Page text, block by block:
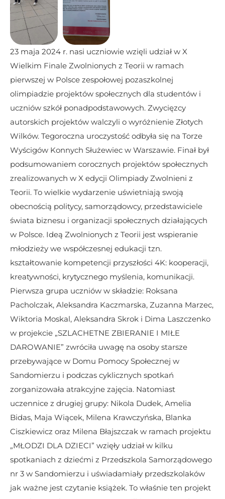
​23 maja 2024 r. nasi uczniowie wzięli udział w X
Wielkim Finale Zwolnionych z Teorii w ramach
pierwszej w Polsce zespołowej pozaszkolnej
olimpiadzie projektów społecznych dla studentów i
uczniów szkół ponadpodstawowych. Zwycięzcy
autorskich projektów walczyli o wyróżnienie Złotych
Wilków. Tegoroczna uroczystość odbyła się na Torze
Wyścigów Konnych Służewiec w Warszawie. Finał był
podsumowaniem corocznych projektów społecznych
zrealizowanych w X edycji Olimpiady Zwolnieni z
Teorii. To wielkie wydarzenie uświetniają swoją
obecnością politycy, samorządowcy, przedstawiciele
świata biznesu i organizacji społecznych działających
w Polsce. Ideą Zwolnionych z Teorii jest wspieranie
młodzieży we współczesnej edukacji tzn.
kształtowanie kompetencji przyszłości 4K: kooperacji,
kreatywności, krytycznego myślenia, komunikacji.
Pierwsza grupa uczniów w składzie: Roksana
Pacholczak, Aleksandra Kaczmarska, Zuzanna Marzec,
Wiktoria Moskal, Aleksandra Skrok i Dima Laszczenko
w projekcie „SZLACHETNE ZBIERANIE I MIŁE
DAROWANIE” zwróciła uwagę na osoby starsze
przebywające w Domu Pomocy Społecznej w
Sandomierzu i podczas cyklicznych spotkań
zorganizowała atrakcyjne zajęcia. Natomiast
uczennice z drugiej grupy: Nikola Dudek, Amelia
Bidas, Maja Wiącek, Milena Krawczyńska, Blanka
Ciszkiewicz oraz Milena Błajszczak w ramach projektu
„MŁODZI DLA DZIECI” wzięły udział w kilku
spotkaniach z dziećmi z Przedszkola Samorządowego
nr 3 w Sandomierzu i uświadamiały przedszkolaków
jak ważne jest czytanie książek. To właśnie ten projekt